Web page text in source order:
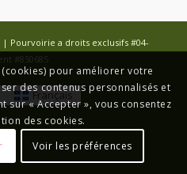
Pourvoirie a droits exclusifs #04-
#850685
pour améliorer votre
des contenus personnalisés et
sur « Accepter », vous consentez
des cookies.
Voir les préférences
Français